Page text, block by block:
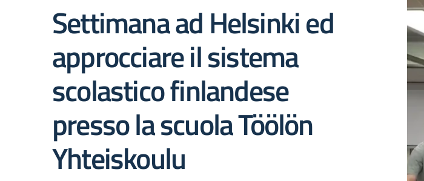
Settimana ad Helsinki ed
approcciare il sistema
scolastico finlandese
presso la scuola Töölön
Yhteiskoulu